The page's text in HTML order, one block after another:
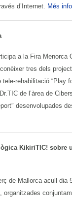
d’Internet. Més
a la Fira Menorca
tres dels
rehabilitació “Play
de l’àrea de
desenvolupades
KikiriTIC! sobre
de Mallorca acull dia